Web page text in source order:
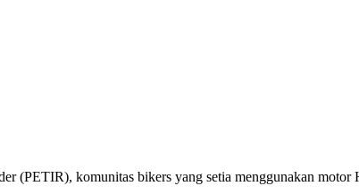
komunitas bikers yang setia menggunakan motor